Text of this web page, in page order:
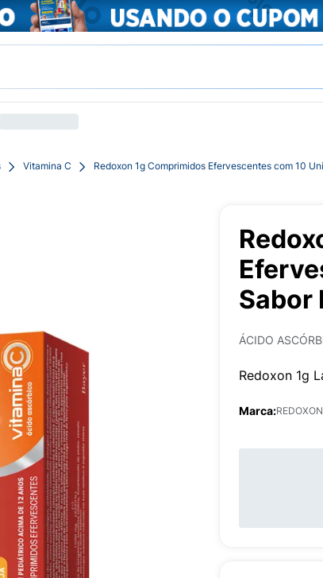
Vitamina C Redoxon 1g Comprimidos Efervescentes com 10
Sabor
ÁCIDO
Redoxon 1g
Marca:REDOXON